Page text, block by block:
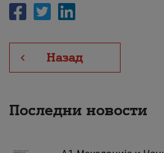
Назад
Последни новости